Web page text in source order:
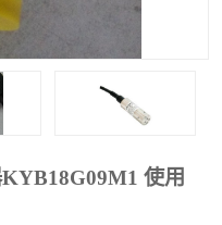
使用
电量变送器
工业自动化系统成套设备